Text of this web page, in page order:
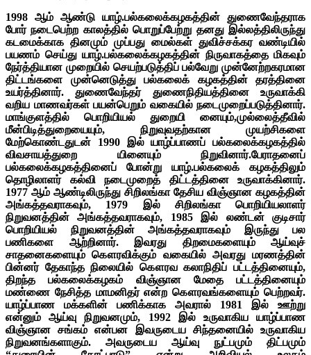
1998 ஆம் ஆண்டு யாழ்.பல்கலைக்கழகத்தின் துணைவேந்தராக
போர் நடைபெற்ற காலத்தில் பொறுப்பேற்று தனது இல்லத்திலிருந்து
கடமைக்காக தினமும் முப்பது மைல்கள் துவிச்சக்கர வண்டியில்
பயணம் செய்து யாழ்.பல்கலைக்கழகத்தின் நிருவாகத்தை மிகவும்
நேர்த்தியான முறையில் செயற்படுத்திப் பல்வேறு முன்னேற்றகரமான
திட்டங்களை முன்னெடுத்து பல்கலைக் கழகத்தின் தரத்தினை
உயர்த்தினார். துணைவேந்தர் துணைநிதியத்தினை உருவாக்கி
வறிய மாணவர்கள் பயன்பெறும் வகையில் நடைமுறைப்படுத்தினார்.
மாங்குளத்தில் பொறியியல் துறையி னையும்,முல்லைத்தீவில்
மீன்பிடித்துறையையும், நிறுவுவதற்கான முயற்சிகளை
மேற்கொண்டதுடன் 1990 இல் யாழ்ப்பாணப் பல்கலைக்கழகத்தில்
விவசாயத்துறை யினையும் நிறுவினார்.பேராதனைப்
பல்கலைக்கழகத்தினைப் போன்று யாழ்.பல்கலைக் கழகத்திலும்
தொழிலாளர் கல்வி நடைமுறைத் திட்டத்தினை உருவாக்கினார்.
1977 ஆம் ஆண்டிலிருந்து சிறிலங்கா தேசிய விஞ்ஞான கழகத்தின்
அங்கத்தவராகவும், 1979 இல் சிறிலங்கா பொறியியலாளர்
நிறுவனத்தின் அங்கத்தவராகவும், 1985 இல் லண்டன் குடிசார்
பொறியியல் நிறுவனத்தின் அங்கத்தவராகவும் இருந்து பல
பணிகளை ஆற்றினார். இவரது திறமைகளையும் ஆய்வுச்
சாதனைகளையும் கௌரவிக்கும் வகையில் அவரது மரணத்தின்
பின்னர் தேகாந்த நிலையில் கௌரவ கலாநிதிப் பட்டத்தினையும்,
திறந்த பல்கலைக்கழகம் விஞ்ஞான மேதை பட்டத்தினையும்
மண்ணை நேசித்த மாமனிதர் என்ற கௌரவங்களையும் பெற்றவர்.
யாழ்ப்பாண மக்களின் பணிக்காக அவரால் 1981 இல் ஊற்று
என்னும் ஆய்வு நிறுவனமும், 1992 இல் உருவாகிய யாழ்ப்பாண
விஞ்ஞான சங்கம் என்பன இவருடைய சிந்தனையில் உருவாகிய
நிறுவனங்களாகும். அவருடைய ஆய்வு நுட்பமும் திட்பமும்